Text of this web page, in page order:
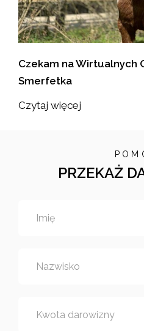
Czekam na Wirtualnych
Smerfetka
Czytaj więcej
PRZEKAŻ
Imię
Nazwisko
Kwota darowizny